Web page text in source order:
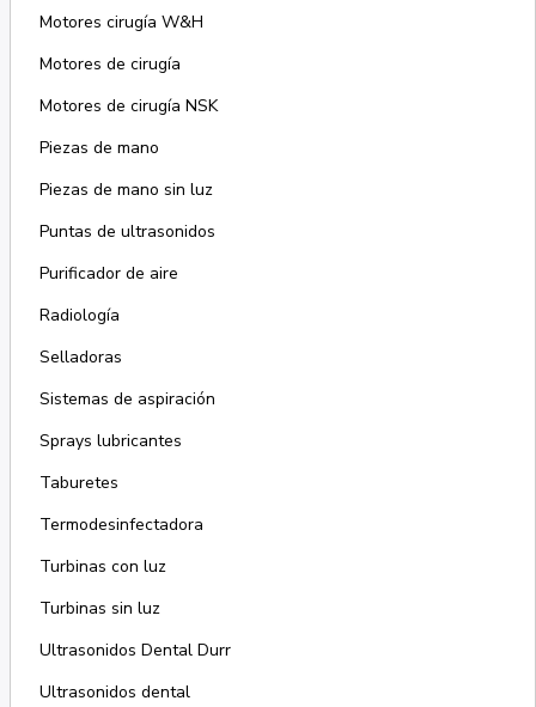
Motores cirugía W&H
Motores de cirugía
Motores de cirugía NSK
Piezas de mano
Piezas de mano sin luz
Puntas de ultrasonidos
Purificador de aire
Radiología
Selladoras
Sistemas de aspiración
Sprays lubricantes
Taburetes
Termodesinfectadora
Turbinas con luz
Turbinas sin luz
Ultrasonidos Dental Durr
Ultrasonidos dental